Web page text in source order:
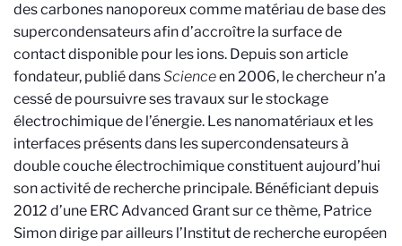
des carbones nanoporeux comme matériau de base des
supercondensateurs afin d’accroître la surface de
contact disponible pour les ions. Depuis son article
fondateur, publié dansScienceen 2006, le chercheur n’a
cessé de poursuivre ses travaux sur le stockage
électrochimique de l’énergie. Les nanomatériaux et les
interfaces présents dans les supercondensateurs à
double couche électrochimique constituent aujourd’hui
son activité de recherche principale. Bénéficiant depuis
2012 d’une ERC Advanced Grant sur ce thème, Patrice
Simon dirige par ailleurs l’Institut de recherche européen